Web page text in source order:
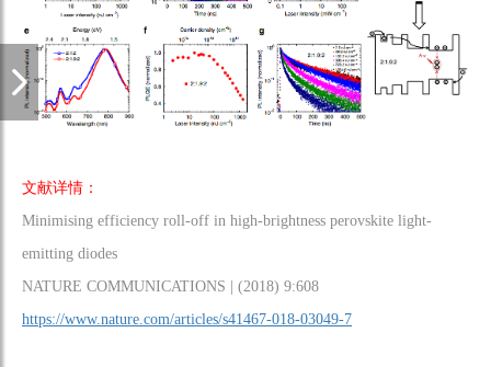
文献详情：
Minimising efficiency roll-off in high-brightness perovskite light-
emitting diodes
NATURE COMMUNICATIONS | (2018) 9:608
https://www.nature.com/articles/s41467-018-03049-7